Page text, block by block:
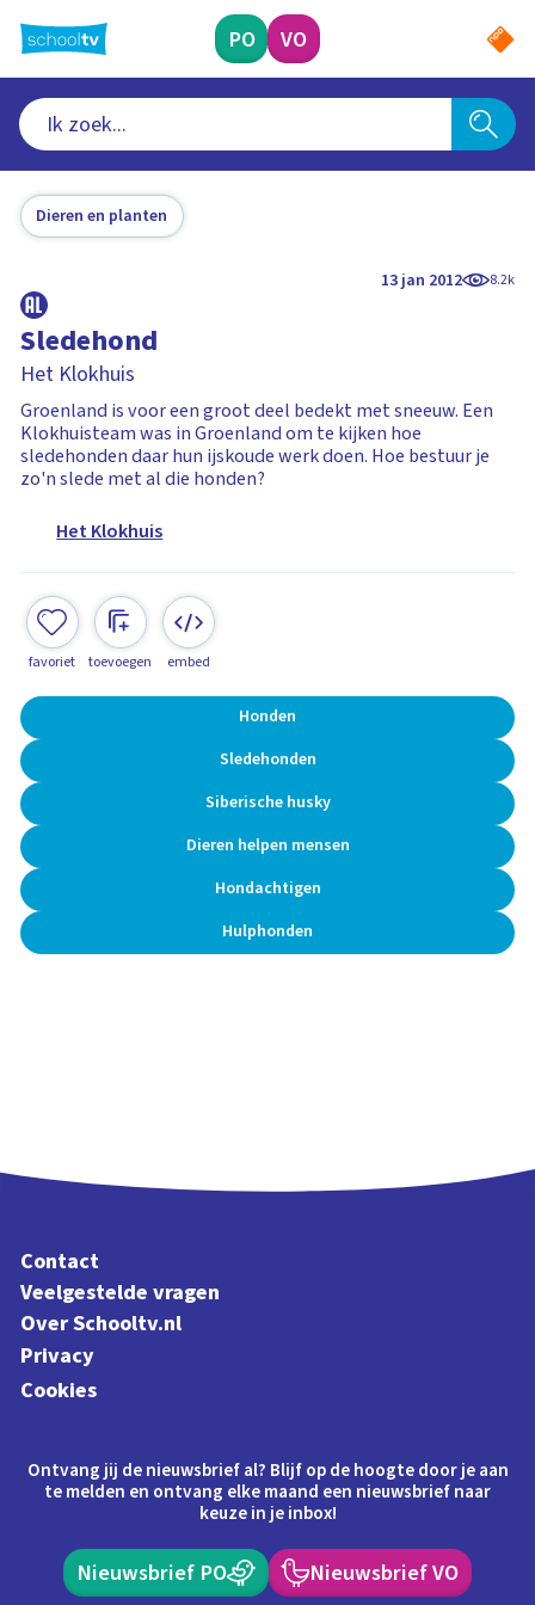
naar
hoofdinhoud
PO VO
Dieren en planten
13 jan 2012 8.2k
Sledehond
Het Klokhuis
Groenland is voor een groot deel bedekt met sneeuw. Een
Klokhuisteam was in Groenland om te kijken hoe
sledehonden daar hun ijskoude werk doen. Hoe bestuur je
zo'n slede met al die honden?
Het Klokhuis
favoriet toevoegen embed
Honden
Sledehonden
Siberische husky
Dieren helpen mensen
Hondachtigen
Hulphonden
Contact
Veelgestelde vragen
Over Schooltv.nl
Privacy
Cookies
Ontvang jij de nieuwsbrief al? Blijf op de hoogte door je aan
te melden en ontvang elke maand een nieuwsbrief naar
keuze in je inbox!
Nieuwsbrief PO Nieuwsbrief VO